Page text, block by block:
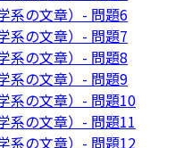
系の文章）- 問題6
系の文章）- 問題7
系の文章）- 問題8
系の文章）- 問題9
系の文章）- 問題10
系の文章）- 問題11
系の文章）- 問題12